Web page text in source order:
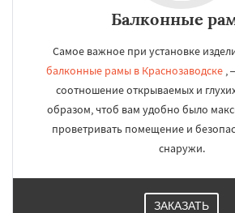
Балконные
Самое важное при установке
балконные рамы в Краснозаводске ,
соотношение открываемых и
образом, чтоб вам удобно было
проветривать помещение и
снаружи.
ЗАКАЗАТЬ